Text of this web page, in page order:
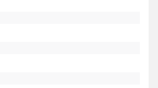
de sa finition impeccable, ce bracelet
en toute simplicité à une variété de